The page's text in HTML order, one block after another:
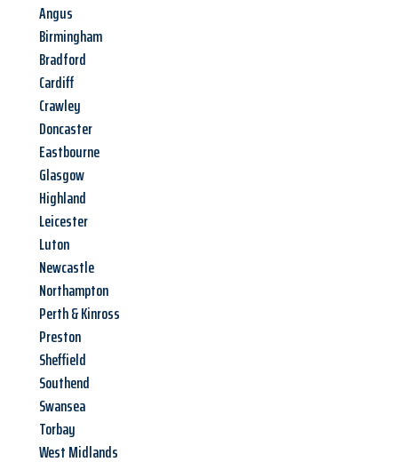
Angus
Birmingham
Bradford
Cardiff
Crawley
Doncaster
Eastbourne
Glasgow
Highland
Leicester
Luton
Newcastle
Northampton
Perth & Kinross
Preston
Sheffield
Southend
Swansea
Torbay
West Midlands